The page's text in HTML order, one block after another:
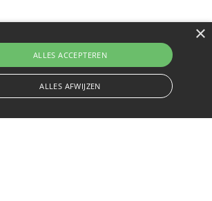
×
ALLES ACCEPTEREN
ALLES AFWIJZEN